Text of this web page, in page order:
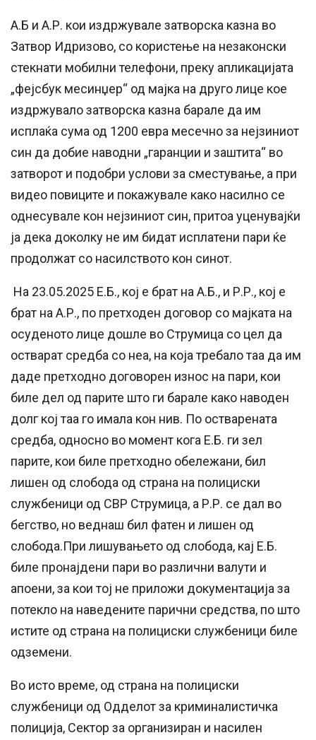
А.Б и А.Р. кои издржувале затворска казна во
Затвор Идризово, со користење на незаконски
стекнати мобилни телефони, преку апликацијата
„фејсбук месинџер“ од мајка на друго лице кое
издржувало затворска казна барале да им
исплаќа сума од 1200 евра месечно за нејзиниот
син да добие наводни „гаранции и заштита“ во
затворот и подобри услови за сместување, а при
видео повиците и покажувале како насилно се
однесувале кон нејзиниот син, притоа уценувајќи
ја дека доколку не им бидат исплатени пари ќе
продолжат со насилството кон синот.
На 23.05.2025 Е.Б., кој е брат на А.Б., и Р.Р., кој е
брат на А.Р., по претходен договор со мајката на
осуденото лице дошле во Струмица со цел да
остварат средба со неа, на која требало таа да им
даде претходно договорен износ на пари, кои
биле дел од парите што ги барале како наводен
долг кој таа го имала кон нив. По остварената
средба, односно во момент кога Е.Б. ги зел
парите, кои биле претходно обележани, бил
лишен од слобода од страна на полициски
службеници од СВР Струмица, а Р.Р. се дал во
бегство, но веднаш бил фатен и лишен од
слобода.При лишувањето од слобода, кај Е.Б.
биле пронајдени пари во различни валути и
апоени, за кои тој не приложи документација за
потекло на наведените парични средства, по што
истите од страна на полициски службеници биле
одземени.
Во исто време, од страна на полициски
службеници од Одделот за криминалистичка
полиција, Сектор за организиран и насилен